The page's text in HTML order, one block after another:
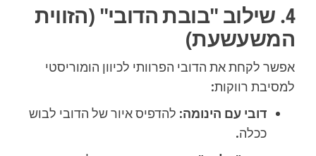
4. שילוב "בובת הדובי" (הזווית
המשעשעת)
אפשר לקחת את הדובי הפרוותי לכיוון הומוריסטי
למסיבת רווקות:
דובי עם הינומה: להדפיס איור של הדובי לבוש
ככלה.